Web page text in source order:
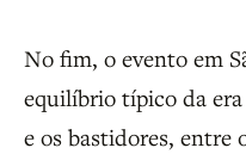
No fim, o evento em
equilíbrio típico da
e os bastidores, entre